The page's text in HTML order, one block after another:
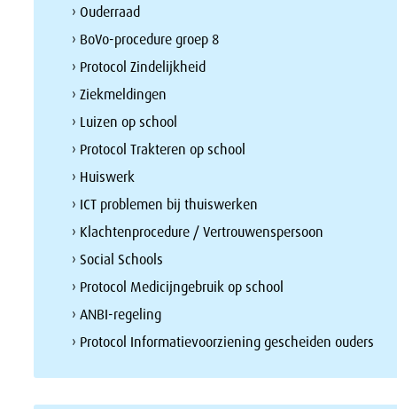
› Ouderraad
› BoVo-procedure groep 8
› Protocol Zindelijkheid
› Ziekmeldingen
› Luizen op school
› Protocol Trakteren op school
› Huiswerk
› ICT problemen bij thuiswerken
› Klachtenprocedure / Vertrouwenspersoon
› Social Schools
› Protocol Medicijngebruik op school
› ANBI-regeling
› Protocol Informatievoorziening gescheiden ouders